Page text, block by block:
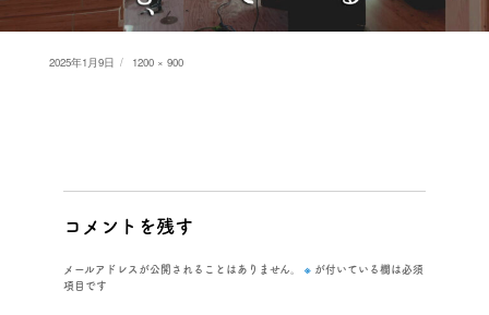
Posted
2025年1月9日
Full
1200 × 900
コメントを残す
メールアドレスが公開されることはありません。 ※ が付いている欄は必須
項目です